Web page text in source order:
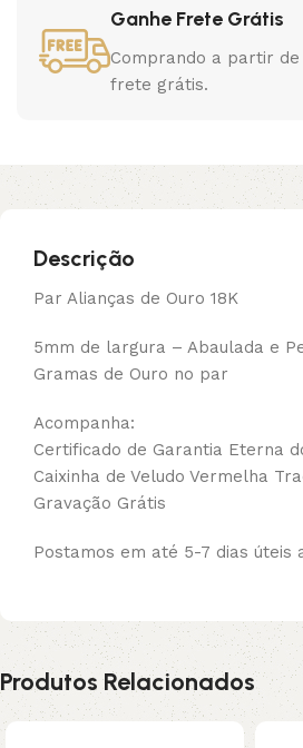
Ganhe Frete Grátis
Comprando a partir de
frete grátis.
Descrição
Par Alianças de Ouro 18K
5mm de largura – Abaulada e
Gramas de Ouro no par
Acompanha:
Certificado de Garantia Eterna
Caixinha de Veludo Vermelha
Gravação Grátis
Postamos em até 5-7 dias úteis
Produtos Relacionados